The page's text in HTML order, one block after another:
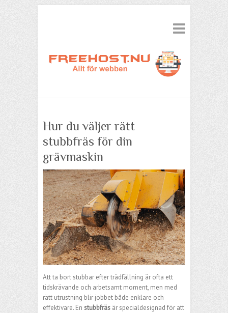
Hur du väljer rätt
stubbfräs för din
grävmaskin
Att ta bort stubbar efter trädfällning är ofta ett
tidskrävande och arbetsamt moment, men med
rätt utrustning blir jobbet både enklare och
effektivare. En stubbfräs är specialdesignad för att